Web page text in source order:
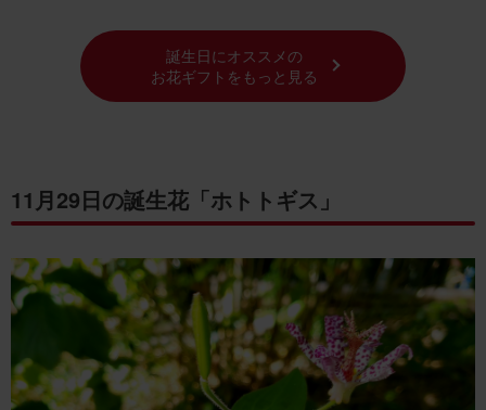
誕生日にオススメの
お花ギフトをもっと見る
11月29日の誕生花「ホトトギス」